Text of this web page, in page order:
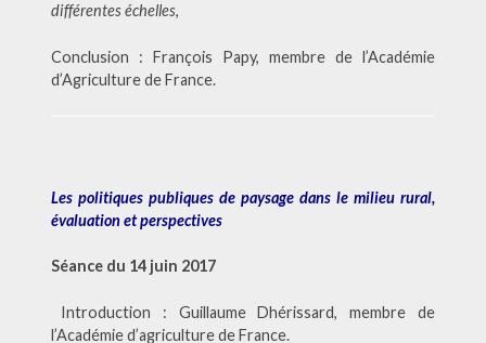
différentes échelles,
Conclusion : François Papy, membre de l’Académie
d’Agriculture de France.
Les politiques publiques de paysage dans le milieu rural,
évaluation et perspectives
Séance du 14 juin 2017
Introduction : Guillaume Dhérissard, membre de
l’Académie d’agriculture de France.